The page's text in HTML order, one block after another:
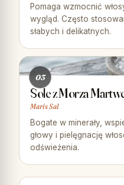
Pomaga wzmocnić
wygląd. Często
słabych i delikatnych.
03
Sole z Morza
Maris Sal
Bogate w minerały,
głowy i pielęgnację
odświeżenia.